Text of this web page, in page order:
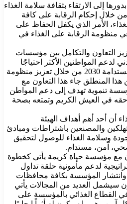
إلى الارتقاء بثقافة سلامة الغذاء
خلال إحكام الرقابة على كافة
الأمر الذي يكفل الحفاظ على
منظومة الرقابة على الغذاء في
التعاون والتكامل بين مؤسسات
لدعم المواطنين الأكثر احتياجًا
وتحقيق رؤية مصر للتنمية المستدامة 2030 من خلال تعزيز منظومة
هذا المنطلق جاء هذا التعاون مع
تنموية تهدف إلى دعم المواطن
في العيش الكريم وتمتعه بصحة
أن أحد أهم أهداف الهيئة
والمصنعين باشتراطات ومبادئ
وسلامة الغذاء للوصول لتحقيق
آمن، مستدام.
مع مؤسسة حياة كريمة يأتي كخطوة
لدعم مأمونية حلقة تداول
وانتشار المؤسسة بكافة محافظات
سيشمل العديد من المجالات يأتي
القطاع الغذائي بالمؤسسة على